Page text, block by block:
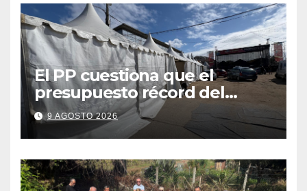
El PP cuestiona que el
presupuesto récord del
Cristo se traduzca en unas
fiestas más plurales
9 AGOSTO 2026